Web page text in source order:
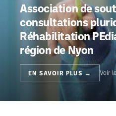
Association de
consultations
Réhabilitation
région de Nyon
EN SAVOIR PLUS → Voir